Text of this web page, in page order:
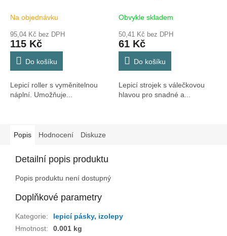
Na objednávku
95,04 Kč bez DPH
115 Kč
Do košíku
Lepicí roller s vyměnitelnou
náplní. Umožňuje...
Obvykle skladem
50,41 Kč bez DPH
61 Kč
Do košíku
Lepicí strojek s válečkovou
hlavou pro snadné a...
Popis Hodnocení Diskuze
Detailní popis produktu
Popis produktu není dostupný
Doplňkové parametry
Kategorie:
lepicí pásky, izolepy
Hmotnost:
0.001 kg